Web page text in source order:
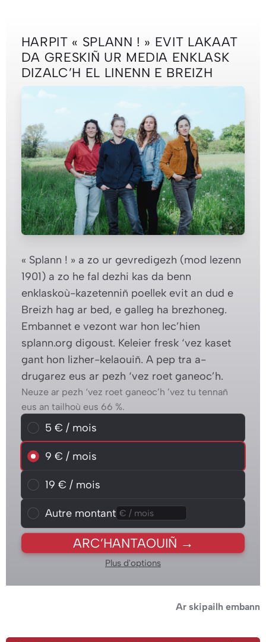
HARPIT « SPLANN ! » EVIT LAKAAT
DA GRESKIÑ UR MEDIA ENKLASK
DIZALC’H EL LINENN E BREIZH
« Splann ! » a zo ur gevredigezh (mod lezenn
1901) a zo he fal dezhi kas da benn
enklaskoù-kazetenniñ poellek evit an dud e
Breizh hag ar bed, e galleg ha brezhoneg.
Embannet e vezont war hon lec’hien
splann.org digoust. Keleier fresk ‘vez kaset
gant hon lizher-kelaouiñ. A pep tra a-
drugarez eus ar pezh ‘vez roet ganeoc’h.
Neuze ar pezh ‘vez roet ganeoc’h ’vez tu tennañ
eus an tailhoù eus 66 %.
Choisissez un montant mensuel
5 € / mois
5 € / mois
9 € / mois
9 € / mois
19 € / mois
19 € / mois
Autre montant
Autre montant
ARC’HANTAOUIÑ →
Plus d'options
Ar skipailh embann